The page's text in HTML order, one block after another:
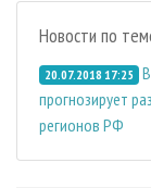
Новости по
20.07.2018 17:25
прогнозирует
регионов РФ